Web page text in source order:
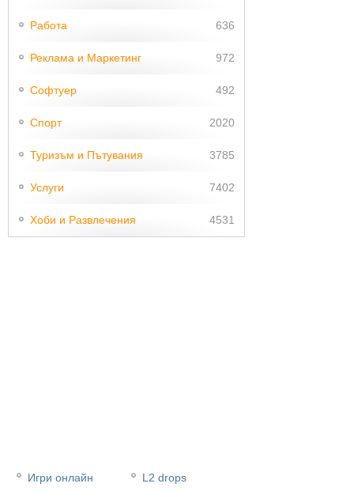
Работа 636
Реклама и Маркетинг 972
Софтуер 492
Спорт 2020
Туризъм и Пътувания 3785
Услуги 7402
Хоби и Развлечения 4531
Игри онлайн
L2 drops